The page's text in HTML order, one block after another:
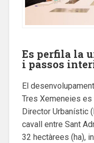
Es perfila la
i passos
El
Tres Xemeneies es
Director Urbanístic
cavall entre Sant
32 hectàrees (ha),